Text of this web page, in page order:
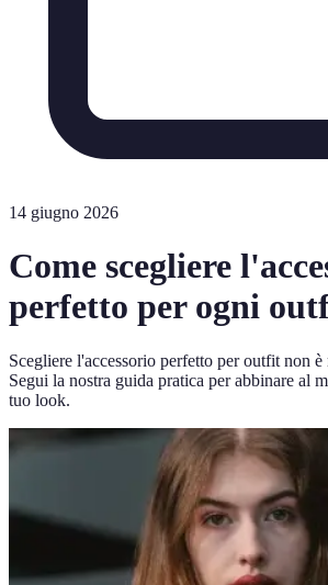
14 giugno 2026
Come scegliere
perfetto per ogni
Scegliere l'accessorio perfetto per outfit non
Segui la nostra guida pratica per abbinare al
tuo look.